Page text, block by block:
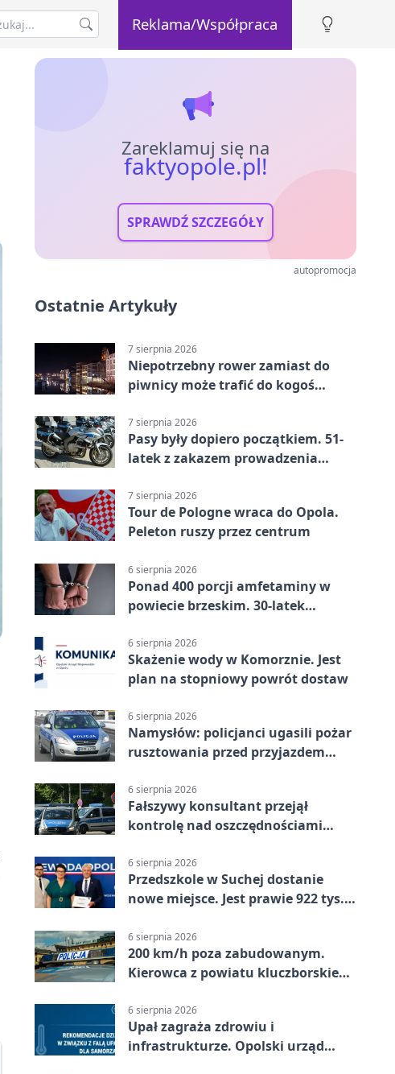
Reklama/Współpraca
Zareklamuj się na
faktyopole.pl!
SPRAWDŹ SZCZEGÓŁY
autopromocja
Ostatnie Artykuły
7 sierpnia 2026
Niepotrzebny rower zamiast do
piwnicy może trafić do kogoś
7 sierpnia 2026
Pasy były dopiero początkiem. 51-
latek z zakazem prowadzenia
7 sierpnia 2026
Tour de Pologne wraca do Opola.
Peleton ruszy przez centrum
6 sierpnia 2026
Ponad 400 porcji amfetaminy w
powiecie brzeskim. 30-latek
6 sierpnia 2026
Skażenie wody w Komorznie. Jest
plan na stopniowy powrót dostaw
6 sierpnia 2026
Namysłów: policjanci ugasili pożar
rusztowania przed przyjazdem
6 sierpnia 2026
Fałszywy konsultant przejął
kontrolę nad oszczędnościami
6 sierpnia 2026
Przedszkole w Suchej dostanie
nowe miejsce. Jest prawie 922 tys.
6 sierpnia 2026
200 km/h poza zabudowanym.
Kierowca z powiatu kluczborskiego
6 sierpnia 2026
Upał zagraża zdrowiu i
infrastrukturze. Opolski urząd